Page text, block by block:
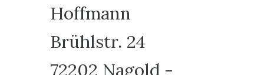
Hoffmann
Brühlstr. 24
72202 Nagold -